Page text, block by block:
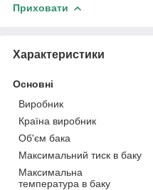
Приховати
Характеристики
Основні
Виробник
Країна виробник
Об'єм бака
Максимальний тиск в баку
Максимальна
температура в баку